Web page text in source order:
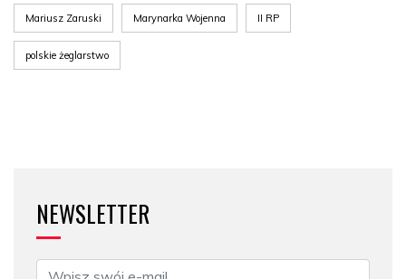
Mariusz Zaruski Marynarka Wojenna II RP
polskie żeglarstwo
NEWSLETTER